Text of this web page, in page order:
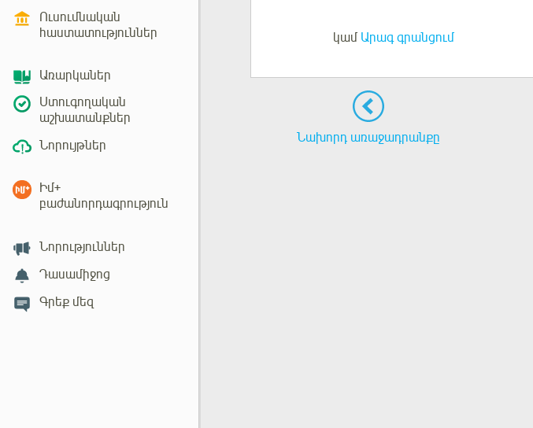
Ուսումնական
հաստատություններ
Առարկաներ
Ստուգողական
աշխատանքներ
Նորույթներ
Իմ+
բաժանորդագրություն
Նորություններ
Դասամիջոց
Գրեք մեզ
կամ Արագ գրանցում
Նախորդ առաջադրանքը